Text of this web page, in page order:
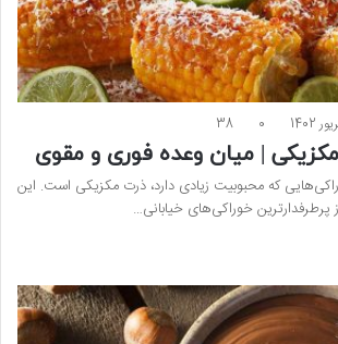
0
38
| میان وعده فوری و مقوی
که محبوبیت زیادی دارد، ذرت مکزیکی است. این
خوراکی‌های خیابانی…